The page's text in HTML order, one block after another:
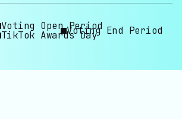
Voting Open PeriodVoting End Period
TikTok Awards Day